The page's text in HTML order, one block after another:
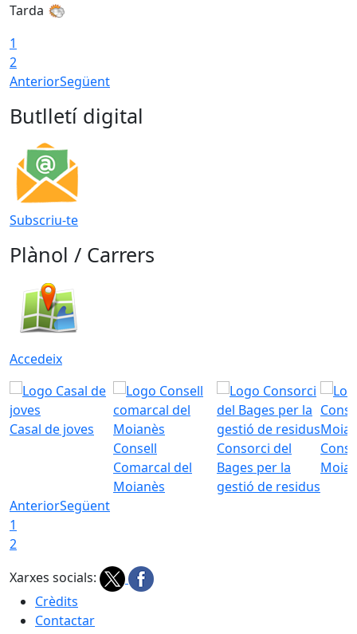
Tarda
1
2
AnteriorSegüent
Butlletí digital
Subscriu-te
Plànol / Carrers
Accedeix
Casal de joves
Consell
Comarcal del
Moianès
Consorci del
Bages per la
gestió de residus
AnteriorSegüent
1
2
Xarxes socials:
Crèdits
Contactar